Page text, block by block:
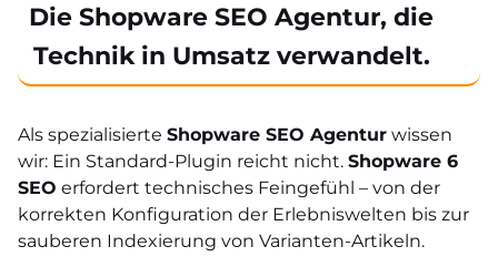
Die Shopware SEO Agentur, die
Technik in Umsatz verwandelt.
Als spezialisierte Shopware SEO Agentur wissen
wir: Ein Standard-Plugin reicht nicht. Shopware 6
SEO erfordert technisches Feingefühl – von der
korrekten Konfiguration der Erlebniswelten bis zur
sauberen Indexierung von Varianten-Artikeln.